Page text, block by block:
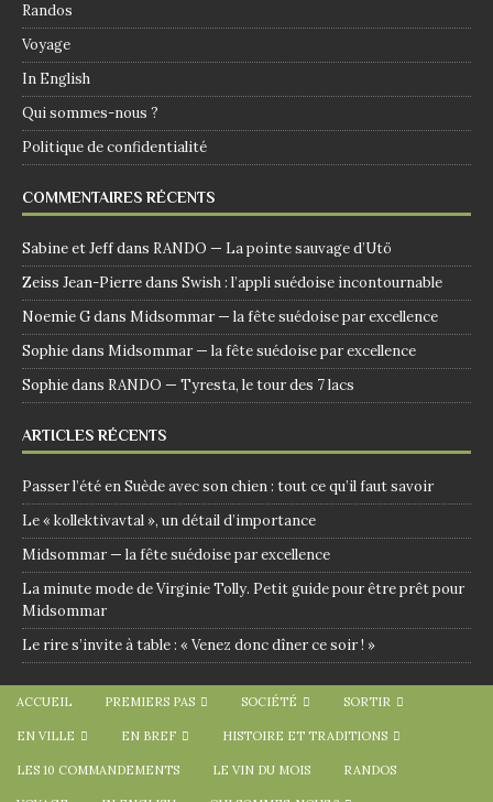
Randos
Voyage
In English
Qui sommes-nous ?
Politique de confidentialité
COMMENTAIRES RÉCENTS
Sabine et Jeffdans RANDO — La pointe sauvage d’Utö
Zeiss Jean-Pierredans Swish : l’appli suédoise incontournable
Noemie Gdans Midsommar — la fête suédoise par excellence
Sophiedans Midsommar — la fête suédoise par excellence
Sophiedans RANDO — Tyresta, le tour des 7 lacs
ARTICLES RÉCENTS
Passer l’été en Suède avec son chien : tout ce qu’il faut savoir
Le « kollektivavtal », un détail d’importance
Midsommar — la fête suédoise par excellence
La minute mode de Virginie Tolly. Petit guide pour être prêt pour
Midsommar
Le rire s’invite à table : « Venez donc dîner ce soir ! »
ACCUEIL PREMIERS PAS SOCIÉTÉ SORTIR
EN VILLE EN BREF HISTOIRE ET TRADITIONS
LES 10 COMMANDEMENTS LE VIN DU MOIS RANDOS